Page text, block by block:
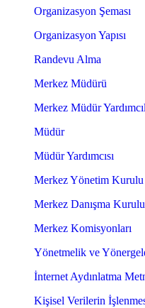
Organizasyon Şeması
Organizasyon Yapısı
Randevu Alma
Merkez Müdürü
Merkez Müdür
Müdür
Müdür Yardımcısı
Merkez Yönetim Kurulu
Merkez Danışma Kurulu
Merkez Komisyonları
Yönetmelik ve
İnternet Aydınlatma
Kişisel Verilerin